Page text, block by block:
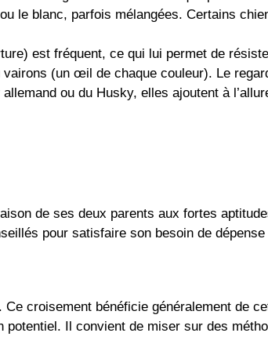
le blanc, parfois mélangées. Certains
est fréquent, ce qui lui permet de
(un œil de chaque couleur). Le
ou du Husky, elles ajoutent à
de ses deux parents aux fortes
pour satisfaire son besoin de dépense
croisement bénéficie généralement de
Il convient de miser sur des